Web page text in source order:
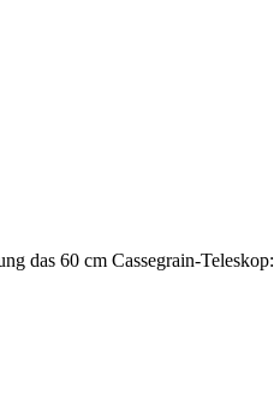
das 60 cm Cassegrain-Teleskop: